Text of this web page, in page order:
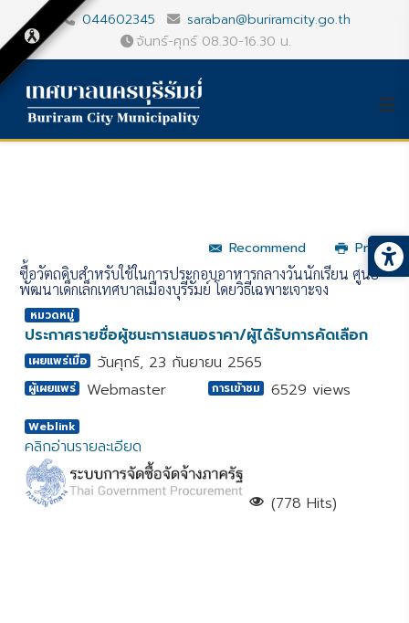
044602345
saraban@buriramcity.go.th
จันทร์-ศุกร์ 08.30-16.30 น.
Recommend
Print
ซื้อวัตถุดิบสำหรับใช้ในการประกอบอาหารกลางวันนักเรียน ศูนย์
พัฒนาเด็กเล็กเทศบาลเมืองบุรีรัมย์ โดยวิธีเฉพาะเจาะจง
หมวดหมู่
ประกาศรายชื่อผู้ชนะการเสนอราคา/ผู้ได้รับการคัดเลือก
เผยแพร่เมื่อ วันศุกร์, 23 กันยายน 2565
ผู้เผยแพร่ Webmaster การเข้าชม 6529 views
Weblink
คลิกอ่านรายละเอียด
(778 Hits)